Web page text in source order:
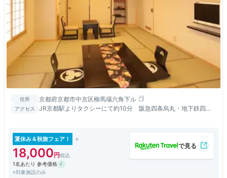
住所 京都府京都市中京区柳馬場六角下ル
アクセス
JR京都駅よりタクシーにて約10分 阪急四条烏丸・地下鉄四条
夏休み＆秋旅フェア！
18,000
1名あたり 参考価格
※対象施設のみ